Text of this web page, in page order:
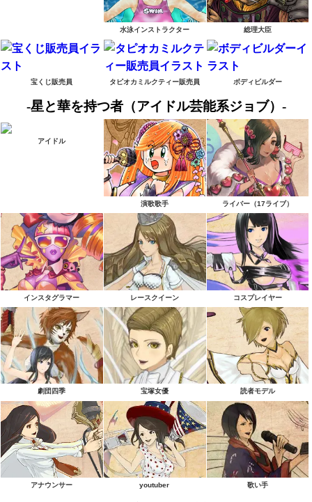
水泳インストラクター 総理大臣
宝くじ販売員 タピオカミルクティー販売員 ボディビルダー
-星と華を持つ者（アイドル芸能系ジョブ）-
アイドル
演歌歌手 ライバー（17ライブ）
インスタグラマー レースクイーン コスプレイヤー
劇団四季 宝塚女優 読者モデル
アナウンサー youtuber 歌い手